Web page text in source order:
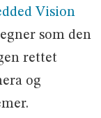
Vision
som den
rettet
og